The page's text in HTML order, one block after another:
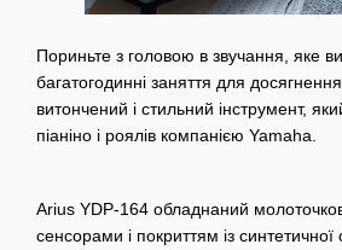
Пориньте з головою в звучання, яке
багатогодинні заняття для
витончений і стильний інструмент,
піаніно і роялів компанією Yamaha.
Arius YDP-164 обладнаний
сенсорами і покриттям із синтетичної